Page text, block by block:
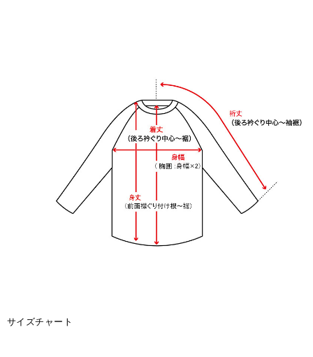
サイズチャート